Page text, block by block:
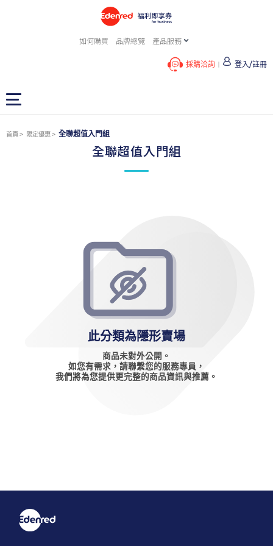
如何購買 品牌總覽 產品服務
採購洽詢 登入/註冊
首頁 限定優惠 全聯超值入門組
全聯超值入門組
此分類為隱形賣場
商品未對外公開。
如您有需求，請聯繫您的服務專員，
我們將為您提供更完整的商品資訊與推薦。